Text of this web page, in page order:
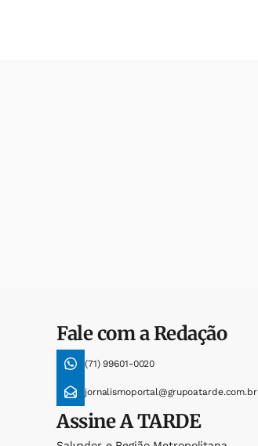
Fale com a Redação
(71) 99601-0020
jornalismoportal@grupoatarde.com.br
AssineA TARDE